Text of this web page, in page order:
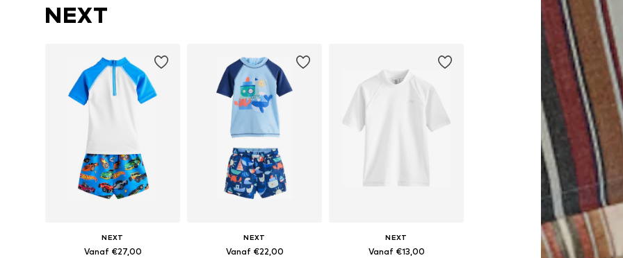
NEXT
NEXT
Vanaf €27,00
NEXT
Vanaf €22,00
NEXT
Vanaf €13,00